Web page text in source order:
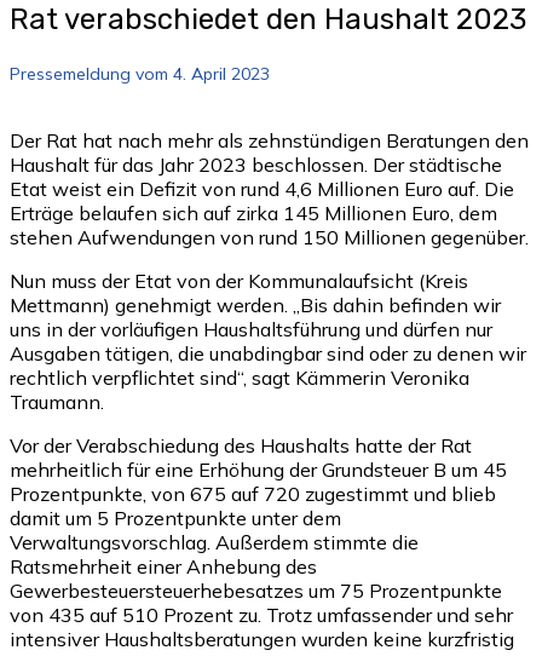
Rat verabschiedet den Haushalt 2023
Pressemeldung vom 4. April 2023
Der Rat hat nach mehr als zehnstündigen Beratungen den
Haushalt für das Jahr 2023 beschlossen. Der städtische
Etat weist ein Defizit von rund 4,6 Millionen Euro auf. Die
Erträge belaufen sich auf zirka 145 Millionen Euro, dem
stehen Aufwendungen von rund 150 Millionen gegenüber.
Nun muss der Etat von der Kommunalaufsicht (Kreis
Mettmann) genehmigt werden. „Bis dahin befinden wir
uns in der vorläufigen Haushaltsführung und dürfen nur
Ausgaben tätigen, die unabdingbar sind oder zu denen wir
rechtlich verpflichtet sind“, sagt Kämmerin Veronika
Traumann.
Vor der Verabschiedung des Haushalts hatte der Rat
mehrheitlich für eine Erhöhung der Grundsteuer B um 45
Prozentpunkte, von 675 auf 720 zugestimmt und blieb
damit um 5 Prozentpunkte unter dem
Verwaltungsvorschlag. Außerdem stimmte die
Ratsmehrheit einer Anhebung des
Gewerbesteuersteuerhebesatzes um 75 Prozentpunkte
von 435 auf 510 Prozent zu. Trotz umfassender und sehr
intensiver Haushaltsberatungen wurden keine kurzfristig